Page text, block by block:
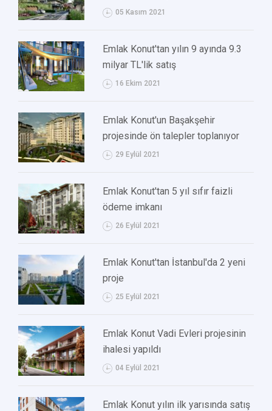
05 Kasım 2021
Emlak Konut'tan yılın 9 ayında 9.3
milyar TL'lik satış
16 Ekim 2021
Emlak Konut'un Başakşehir
projesinde ön talepler toplanıyor
29 Eylül 2021
Emlak Konut'tan 5 yıl sıfır faizli
ödeme imkanı
26 Eylül 2021
Emlak Konut'tan İstanbul'da 2 yeni
proje
25 Eylül 2021
Emlak Konut Vadi Evleri projesinin
ihalesi yapıldı
04 Eylül 2021
Emlak Konut yılın ilk yarısında satış